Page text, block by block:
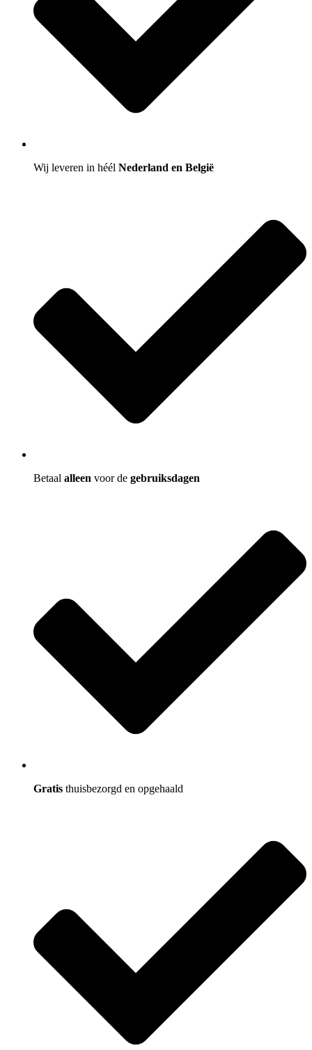
Wij leveren in héél Nederland en België
Betaal alleen voor de gebruiksdagen
Gratis thuisbezorgd en opgehaald